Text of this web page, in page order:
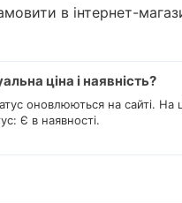
в інтернет-
ціна і наявність?
оновлюються на сайті. На
Є в наявності.